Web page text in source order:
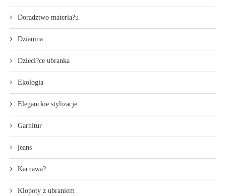
Doradztwo materia?u
Dzianina
Dzieci?ce ubranka
Ekologia
Eleganckie stylizacje
Garnitur
jeans
Karnawa?
Klopoty z ubraniem